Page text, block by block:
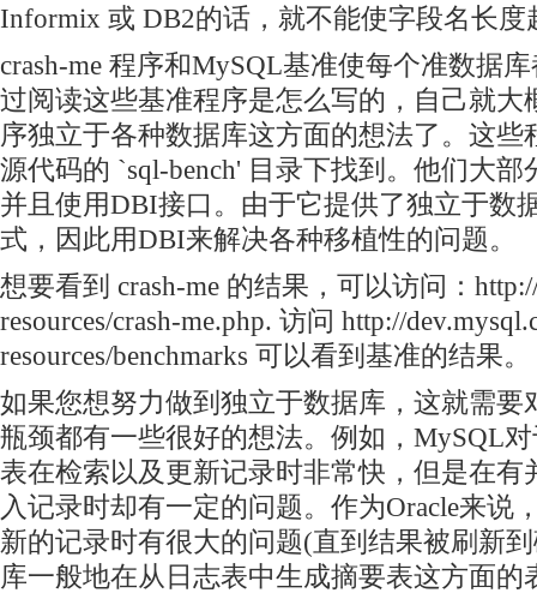
Informix 或 DB2的话，就不能使字段名长度
crash-me 程序和MySQL基准使每个准数据
过阅读这些基准程序是怎么写的，自己就大
序独立于各种数据库这方面的想法了。这些
源代码的 `sql-bench' 目录下找到。他们大部
并且使用DBI接口。由于它提供了独立于数
式，因此用DBI来解决各种移植性的问题。
想要看到 crash-me 的结果，可以访问：
resources/crash-me.php. 访问 http://
resources/benchmarks 可以看到基准的结果。
如果您想努力做到独立于数据库，这就需要
瓶颈都有一些很好的想法。例如，MySQL
表在检索以及更新记录时非常快，但是在有
入记录时却有一定的问题。作为Oracle来说
新的记录时有很大的问题(直到结果被刷新
库一般地在从日志表中生成摘要表这方面的